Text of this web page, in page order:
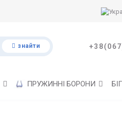
знайти
ПРУЖИННІ БОРОНИ